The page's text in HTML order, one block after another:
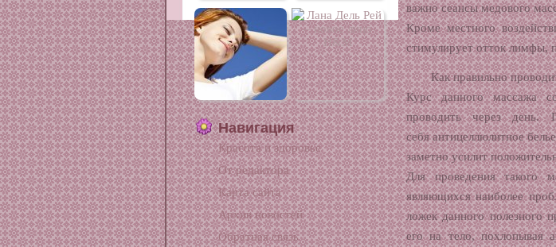
важно сеансы медового
Кроме местного
стимулирует отток лимфы,
Как правильно
Курс данного массажа
проводить через день.
себя антицеллюлитное
заметно усилит
Для проведения такого
являющихся наиболее
ложек данного полезного
его на тело, похлопывая
Навигация
Красота и здоровье
От редактора
Карта сайта
Архив новостей
Обратная связь